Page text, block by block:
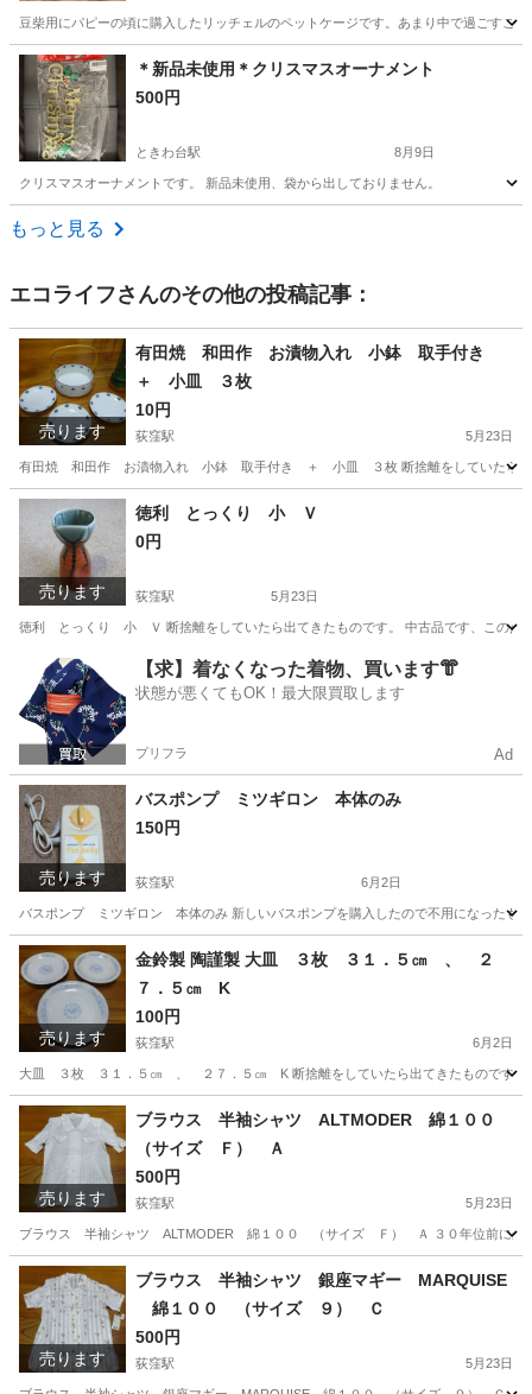
豆柴用にパピーの頃に購入したリッチェルのペットケージです。あまり中で過ごすこ
東京 世田谷区 桜新町駅 その他
＊新品未使用＊クリスマスオーナメント
500円
ときわ台駅 8月9日
クリスマスオーナメントです。 新品未使用、袋から出しておりません。
東京 板橋区
もっと見る
エコライフさんのその他の投稿記事：
売ります
有田焼 和田作 お漬物入れ 小鉢 取手付き
＋ 小皿 ３枚
10円
荻窪駅 5月23日
有田焼 和田作 お漬物入れ 小鉢 取手付き ＋ 小皿 ３枚 断捨離をしていたら出
東京 杉並区 荻窪駅 食器 小皿
売ります
徳利 とっくり 小 Ｖ
0円
荻窪駅 5月23日
徳利 とっくり 小 Ｖ 断捨離をしていたら出てきたものです。 中古品です、こ
東京 杉並区 荻窪駅 食器 徳利
【求】着なくなった着物、買います👘
状態が悪くてもOK！最大限買取します
プリフラ Ad
売ります
バスポンプ ミツギロン 本体のみ
150円
荻窪駅 6月2日
バスポンプ ミツギロン 本体のみ 新しいバスポンプを購入したので不用になったも
東京 杉並区 荻窪駅 生活家電 ポンプ
売ります
金鈴製 陶謹製 大皿 ３枚 ３１．５㎝ 、 ２
７．５㎝ K
100円
荻窪駅 6月2日
大皿 ３枚 ３１．５㎝ 、 ２７．５㎝ K 断捨離をしていたら出てきたものです
東京 杉並区 荻窪駅 食器
売ります
ブラウス 半袖シャツ ALTMODER 綿１００
（サイズ Ｆ） Ａ
500円
荻窪駅 5月23日
ブラウス 半袖シャツ ALTMODER 綿１００ （サイズ Ｆ） Ａ ３０年位前にかなり
東京 杉並区 荻窪駅 ブラウス 断捨離
売ります
ブラウス 半袖シャツ 銀座マギー MARQUISE
綿１００ （サイズ ９） Ｃ
500円
荻窪駅 5月23日